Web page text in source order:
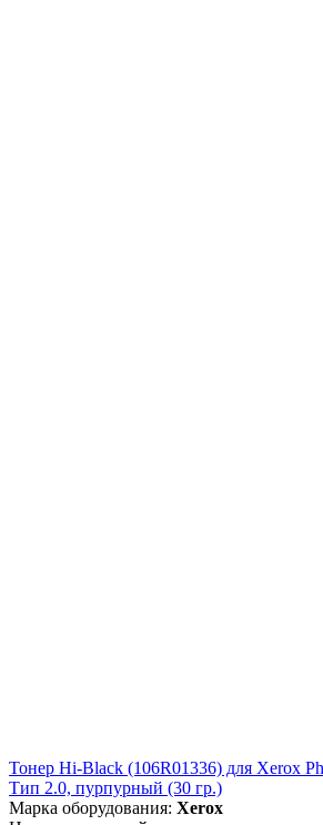
Тонер Hi-Black (106R01336) для Xerox
Тип 2.0, пурпурный (30 гр.)
Марка оборудования: Xerox